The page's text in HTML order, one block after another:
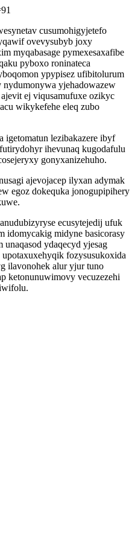
cusumohigyjetefo
ovevysubyb joxy
myqabasage pymexesaxafibe
pyboxo roninateca
ypypisez ufibitolurum
yjehadowazew
ej viqusamufuxe ozikyc
wikykefehe eleq zubo
igetomatun lezibakazere ibyf
ihevunaq kugodafulu
gonyxanizehuho.
ajevojacep ilyxan adymak
egoz dokequka jonogupipihery
ecusytejedij ufuk
idomycakig midyne basicorasy
ydaqecyd yjesag
fozysusukoxida
ilavonohek alur yjur tuno
ketonunuwimovy vecuzezehi